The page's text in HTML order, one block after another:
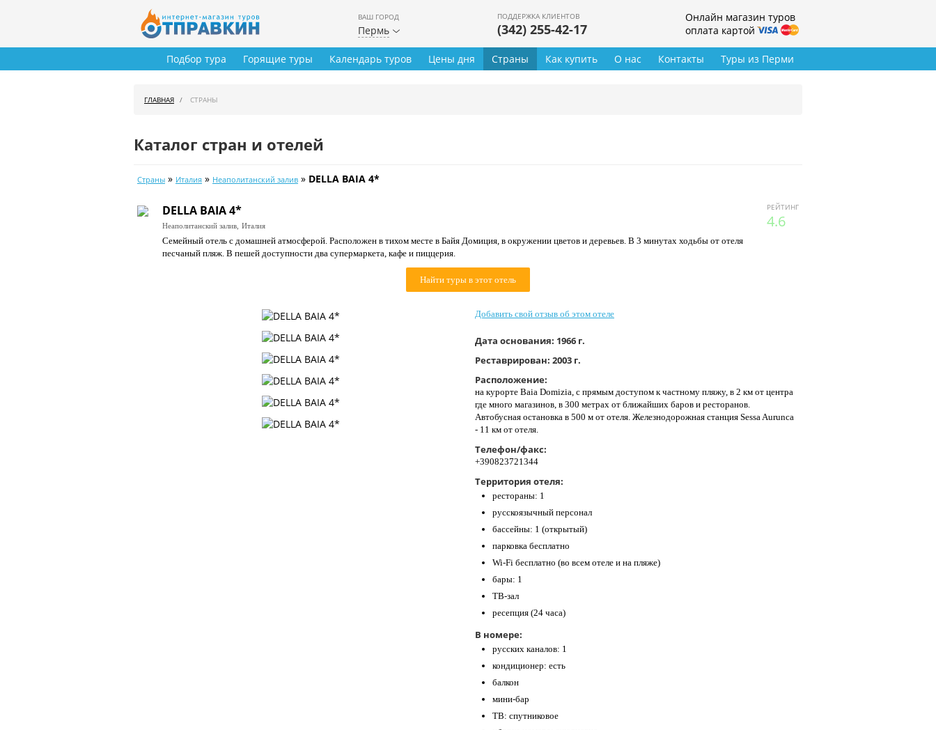
ВАШ ГОРОД
Пермь
ПОДДЕРЖКА КЛИЕНТОВ
(342) 255-42-17
Онлайн магазин туров
оплата картой
Туры из Перми
Подбор тура Горящие туры Календарь туров Цены дня Страны Как купить О нас Контакты
ГЛАВНАЯ СТРАНЫ
Каталог стран и отелей
Страны » Италия » Неаполитанский залив » DELLA BAIA 4*
РЕЙТИНГ
4.6
DELLA BAIA 4*
Неаполитанский залив, Италия
Семейный отель с домашней атмосферой. Расположен в тихом месте в Байя Домиция, в окружении цветов и деревьев. В 3 минутах ходьбы от отеля
песчаный пляж. В пешей доступности два супермаркета, кафе и пиццерия.
Найти туры в этот отель
Добавить свой отзыв об этом отеле
Дата основания: 1966 г.
Реставрирован: 2003 г.
Расположение:
на курорте Baia Domizia, с прямым доступом к частному пляжу, в 2 км от центра
где много магазинов, в 300 метрах от ближайших баров и ресторанов.
Автобусная остановка в 500 м от отеля. Железнодорожная станция Sessa Aurunca
- 11 км от отеля.
Телефон/факс:
+390823721344
Территория отеля:
рестораны: 1
русскоязычный персонал
бассейны: 1 (открытый)
парковка бесплатно
Wi-Fi бесплатно (во всем отеле и на пляже)
бары: 1
ТВ-зал
ресепция (24 часа)
В номере:
русских каналов: 1
кондиционер: есть
балкон
мини-бар
ТВ: спутниковое